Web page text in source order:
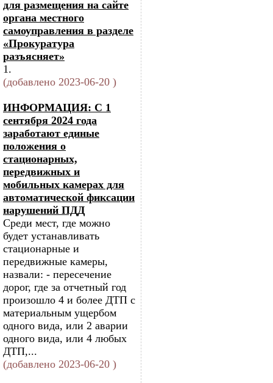
для размещения на сайте
органа местного
самоуправления в разделе
«Прокуратура
разъясняет»
1.
(добавлено 2023-06-20 )
ИНФОРМАЦИЯ: С 1
сентября 2024 года
заработают единые
положения о
стационарных,
передвижных и
мобильных камерах для
автоматической фиксации
нарушений ПДД
Среди мест, где можно
будет устанавливать
стационарные и
передвижные камеры,
назвали: - пересечение
дорог, где за отчетный год
произошло 4 и более ДТП с
материальным ущербом
одного вида, или 2 аварии
одного вида, или 4 любых
ДТП,...
(добавлено 2023-06-20 )